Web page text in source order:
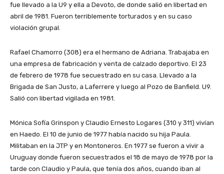
fue llevado a la U9 y ella a Devoto, de donde salió en libertad en
abril de 1981. Fueron terriblemente torturados y en su caso
violación grupal.
Rafael Chamorro (308) era el hermano de Adriana. Trabajaba en
una empresa de fabricación y venta de calzado deportivo. El 23
de febrero de 1978 fue secuestrado en su casa. Llevado a la
Brigada de San Justo, a Laferrere y luego al Pozo de Banfield. U9.
Salió con libertad vigilada en 1981.
Mónica Sofía Grinspon y Claudio Ernesto Logares (310 y 311) vivían
en Haedo. El 10 de junio de 1977 había nacido su hija Paula.
Militaban en la JTP y en Montoneros. En 1977 se fueron a vivir a
Uruguay donde fueron secuestrados el 18 de mayo de 1978 por la
tarde con Claudio y Paula, que tenía dos años, cuando iban al